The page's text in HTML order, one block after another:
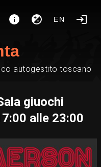
EN
autogestito toscano
giuochi
alle 23:00